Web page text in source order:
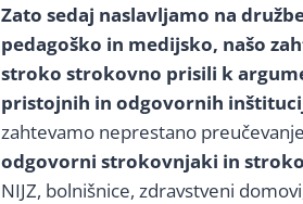
Zato sedaj naslavljamo na
pedagoško in medijsko, našo
stroko strokovno prisili k
pristojnih in odgovornih
zahtevamo neprestano
odgovorni strokovnjaki in
NIJZ, bolnišnice, zdravstveni